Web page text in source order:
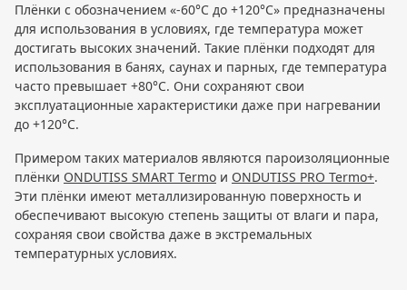
Плёнки с обозначением «-60°C до +120°C» предназначены
для использования в условиях, где температура может
достигать высоких значений. Такие плёнки подходят для
использования в банях, саунах и парных, где температура
часто превышает +80°C. Они сохраняют свои
эксплуатационные характеристики даже при нагревании
до +120°C.
Примером таких материалов являются пароизоляционные
плёнки ONDUTISS SMART Termo и ONDUTISS PRO Termo+.
Эти плёнки имеют металлизированную поверхность и
обеспечивают высокую степень защиты от влаги и пара,
сохраняя свои свойства даже в экстремальных
температурных условиях.